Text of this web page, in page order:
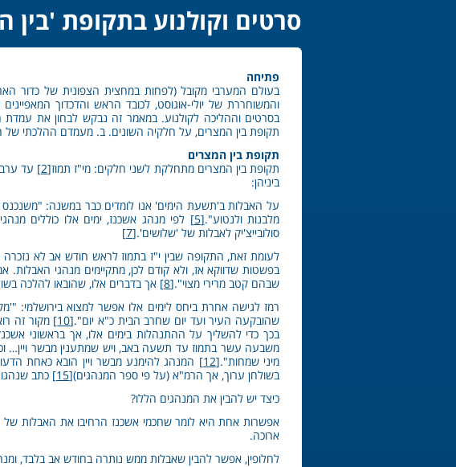
סרטים וקולנוע בתקופת
פתיחה
בעולם המערבי מקובל (לפחות במחצית הצפונית של כדור
והמשוחררת של יולי-אוגוסט, לכובד הראש והדכדוך
בסרטים וההליכה לקולנוע. במאמר זה נבקש לבחון את
תקופת בין המצרים, על חלקיה השונים. ב. מעמדם ההלכתי של
תקופת בין המצרים
תקופת בין המצרים מתחלקת לשני חלקים: מי"ז תמוז[2] עד
ביניהן:
על האבלות ב'תשעת הימים' אנו לומדים כבר במשנה:
מלבנות ולנטוע".[5] לפי מנהג אשכנז, ימים אלו כוללים
סולובייצ'יק לאבלות של 'שלושים'.[7]
לעומת זאת, התקופה שבין י"ז בתמוז לראש חודש אב לא
בפשטות שדווקא אז, ולא קודם לכן, מתקיימים מנהגי
שבהם קטב מרירי מצוי".[8] אך בדברים אלו, שהובאו להלכה
רמז לגישה אחרת ביחס לימים אלו אפשר למצוא בירושלמי:
שהובקעה העיר ועד יום שחרב הבית כ"א יום".[10]
מקור זה
בכך כדי להשליך על ההתנהלות בימים אלו, אך בראשוני
משבעה עשר בתמוז עד תשעה באב, ויש שמתענין מבשר ויין…
מיני שמחות".[12] המנהג להימנע מבשר ויין הובא כאחת
בשולחן ערוך, אך הרמ"א (על פי ספר המנהגים)[15] כתב
כיצד יש להבין את המנהגים הללו?
אפשרות אחת היא לומר שחכמי אשכנז הרחיבו את האבלות של
ארוכה.
לחלופין, אפשר להבין שאבלות ממש נותרה בחודש אב בלבד,